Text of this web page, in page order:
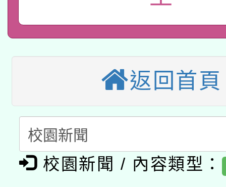
招甄選結果公告(無人
招)
適應運動共學行動站研
暨閱讀推動專業研習
科技賦能─人工智慧
「數位內容與教學軟體
pilot」
有關大陸委員會函釋公
薪期間赴陸應申請許可
轉知經濟部水利署委託
返回首頁
校園新聞 / 內容類型：